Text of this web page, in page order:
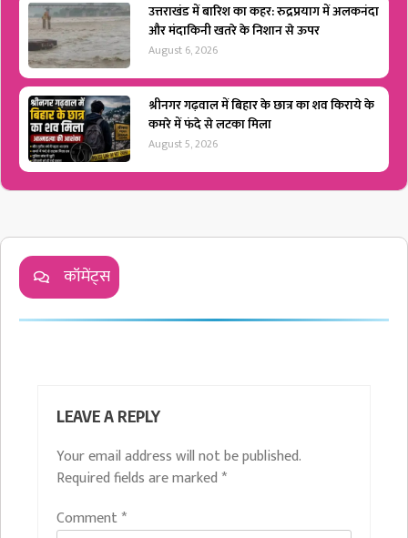
उत्तराखंड में बारिश का कहर: रुद्रप्रयाग में अलकनंदा
और मंदाकिनी खतरे के निशान से ऊपर
August 6, 2026
श्रीनगर गढ़वाल में बिहार के छात्र का शव किराये के
कमरे में फंदे से लटका मिला
August 5, 2026
कॉमेंट्स
LEAVE A REPLY
Your email address will not be published.
Required fields are marked *
Comment*